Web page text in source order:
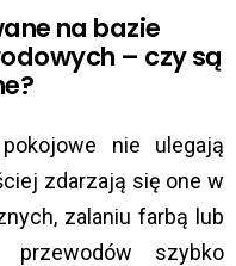
na bazie
– czy są
nie ulegają
zdarzają się one w
zalaniu farbą lub
przewodów szybko